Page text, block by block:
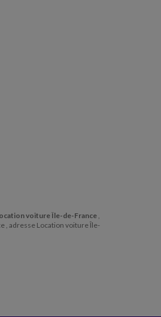
voiture Île-de-France ,
, adresse Location voiture Île-